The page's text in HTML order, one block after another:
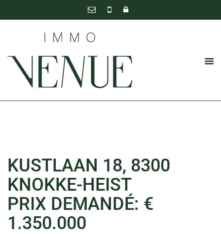
KUSTLAAN 18, 8300
KNOKKE-HEIST
PRIX DEMANDÉ: €
1.350.000